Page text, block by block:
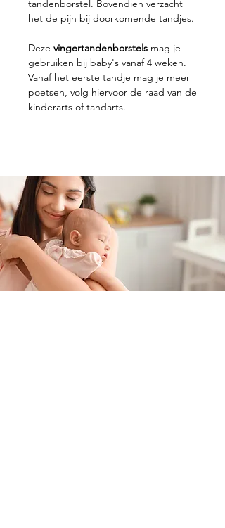
tandenborstel. Bovendien verzacht
het de pijn bij doorkomende tandjes.
Deze vingertandenborstels mag je
gebruiken bij baby's vanaf 4 weken.
Vanaf het eerste tandje mag je meer
poetsen, volg hiervoor de raad van de
kinderarts of tandarts.